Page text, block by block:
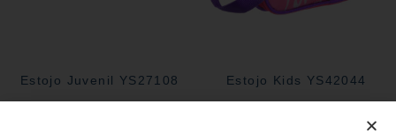
Estojo Juvenil YS27108 Estojo Kids YS42044